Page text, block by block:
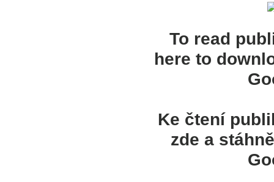
To read
here to
Ke čtení
zde a